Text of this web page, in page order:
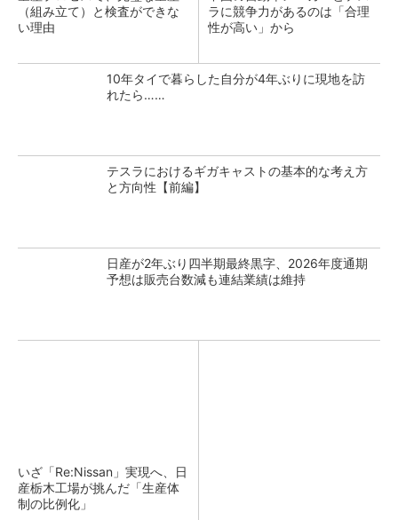
（組み立て）と検査ができな
い理由
ラに競争力があるのは「合理
性が高い」から
10年タイで暮らした自分が4年ぶりに現地を訪
れたら……
テスラにおけるギガキャストの基本的な考え方
と方向性【前編】
日産が2年ぶり四半期最終黒字、2026年度通期
予想は販売台数減も連結業績は維持
いざ「Re:Nissan」実現へ、日
産栃木工場が挑んだ「生産体
制の比例化」